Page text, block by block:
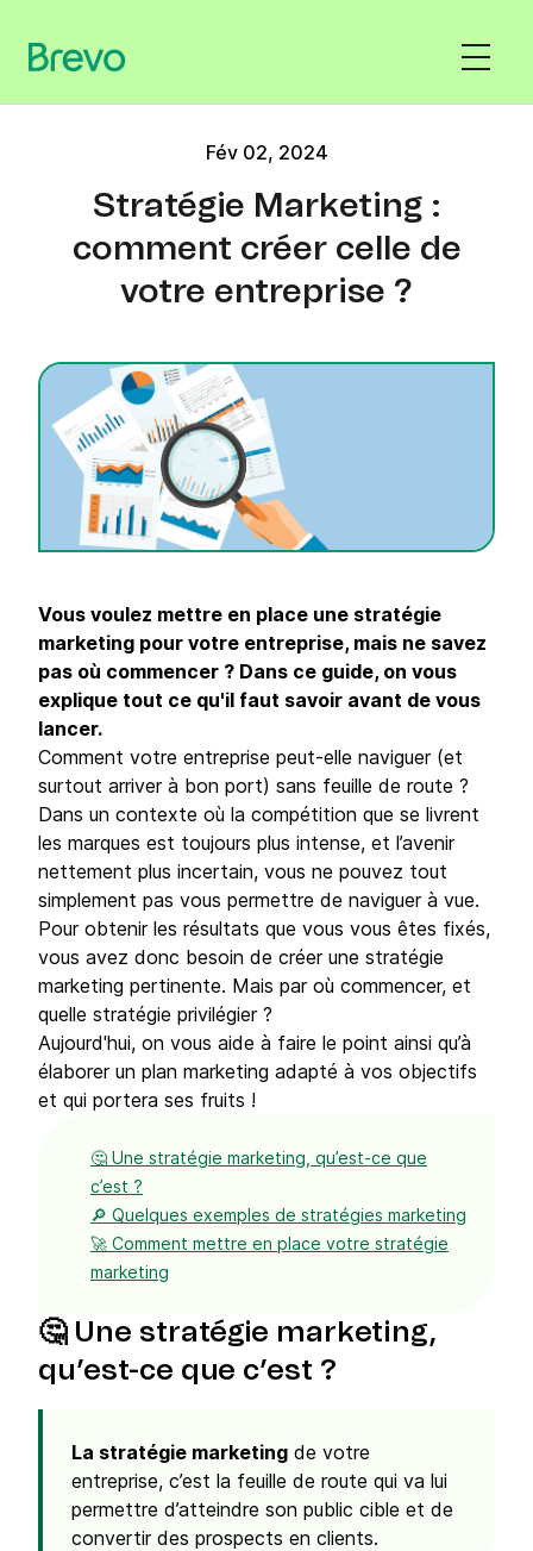
Fév 02, 2024
Stratégie Marketing :
comment créer celle de
votre entreprise ?
Vous voulez mettre en place une stratégie
marketing pour votre entreprise, mais ne savez
pas où commencer ? Dans ce guide, on vous
explique tout ce qu'il faut savoir avant de vous
lancer.
Comment votre entreprise peut-elle naviguer (et
surtout arriver à bon port) sans feuille de route ?
Dans un contexte où la compétition que se livrent
les marques est toujours plus intense, et l’avenir
nettement plus incertain, vous ne pouvez tout
simplement pas vous permettre de naviguer à vue.
Pour obtenir les résultats que vous vous êtes fixés,
vous avez donc besoin de créer une stratégie
marketing pertinente. Mais par où commencer, et
quelle stratégie privilégier ?
Aujourd'hui, on vous aide à faire le point ainsi qu’à
élaborer un plan marketing adapté à vos objectifs
et qui portera ses fruits !
🤔 Une stratégie marketing, qu’est-ce que
c’est ?
🔎 Quelques exemples de stratégies marketing
🚀 Comment mettre en place votre stratégie
marketing
🤔 Une stratégie marketing,
qu’est-ce que c’est ?
La stratégie marketing de votre
entreprise, c’est la feuille de route qui va lui
permettre d’atteindre son public cible et de
convertir des prospects en clients.